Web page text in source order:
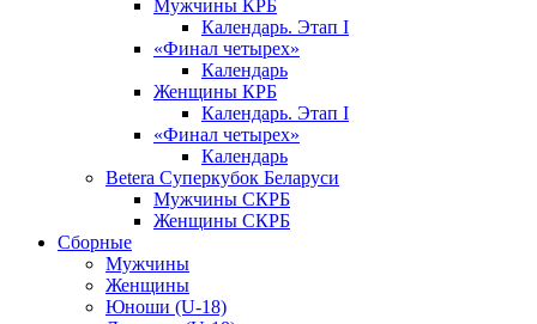
Мужчины КРБ
Календарь. Этап I
«Финал четырех»
Календарь
Женщины КРБ
Календарь. Этап I
«Финал четырех»
Календарь
Betera Суперкубок Беларуси
Мужчины СКРБ
Женщины СКРБ
Сборные
Мужчины
Женщины
Юноши (U-18)